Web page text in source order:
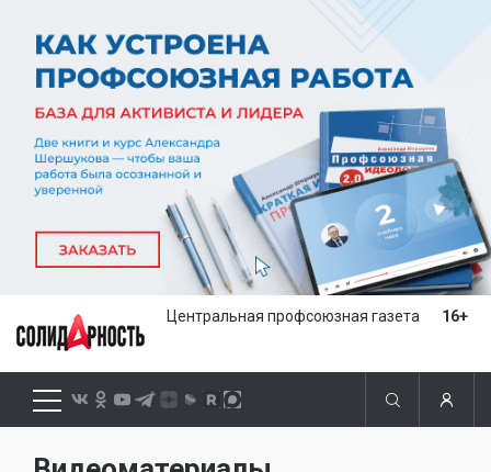
Центральная профсоюзная газета 16+